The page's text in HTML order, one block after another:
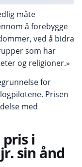
måte
å forebygge
ved å bidra
som har
og religioner.»
for
Prisen
med
prisi
sin ånd